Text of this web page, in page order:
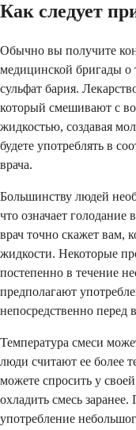
Как следует
Обычно вы получите
медицинской бригады о
сульфат бария.
который смешивают с
жидкостью, создавая
будете употреблять в
врача.
Большинству людей
что означает
врач точно скажет вам,
жидкости. Некоторые
постепенно в течение
предполагают
непосредственно перед
Температура смеси
люди считают ее более
можете спросить у
охладить смесь
употребление